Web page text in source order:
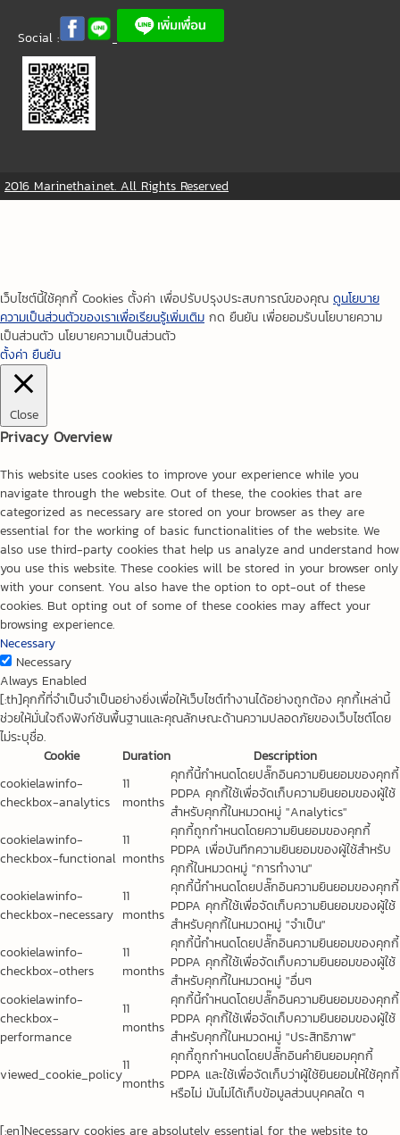
Social :
2016 Marinethai.net. All Rights Reserved
เว็บไซต์นี้ใช้คุกกี้ Cookies ตั้งค่า เพื่อปรับปรุงประสบการณ์ของคุณ ดูนโยบาย
ความเป็นส่วนตัวของเราเพื่อเรียนรู้เพิ่มเติม กด ยืนยัน เพื่อยอมรับนโยบายความ
เป็นส่วนตัว นโยบายความเป็นส่วนตัว
ตั้งค่า ยืนยัน
Close
Privacy Overview
This website uses cookies to improve your experience while you
navigate through the website. Out of these, the cookies that are
categorized as necessary are stored on your browser as they are
essential for the working of basic functionalities of the website. We
also use third-party cookies that help us analyze and understand how
you use this website. These cookies will be stored in your browser only
with your consent. You also have the option to opt-out of these
cookies. But opting out of some of these cookies may affect your
browsing experience.
Necessary
Necessary
Always Enabled
[:th]คุกกี้ที่จำเป็นจำเป็นอย่างยิ่งเพื่อให้เว็บไซต์ทำงานได้อย่างถูกต้อง คุกกี้เหล่านี้
ช่วยให้มั่นใจถึงฟังก์ชันพื้นฐานและคุณลักษณะด้านความปลอดภัยของเว็บไซต์โดย
ไม่ระบุชื่อ.
Cookie
Duration
Description
cookielawinfo-
checkbox-analytics
11
months
คุกกี้นี้กำหนดโดยปลั๊กอินความยินยอมของคุกกี้
PDPA คุกกี้ใช้เพื่อจัดเก็บความยินยอมของผู้ใช้
สำหรับคุกกี้ในหมวดหมู่ "Analytics"
cookielawinfo-
checkbox-functional
11
months
คุกกี้ถูกกำหนดโดยความยินยอมของคุกกี้
PDPA เพื่อบันทึกความยินยอมของผู้ใช้สำหรับ
คุกกี้ในหมวดหมู่ "การทำงาน"
cookielawinfo-
checkbox-necessary
11
months
คุกกี้นี้กำหนดโดยปลั๊กอินความยินยอมของคุกกี้
PDPA คุกกี้ใช้เพื่อจัดเก็บความยินยอมของผู้ใช้
สำหรับคุกกี้ในหมวดหมู่ "จำเป็น"
cookielawinfo-
checkbox-others
11
months
คุกกี้นี้กำหนดโดยปลั๊กอินความยินยอมของคุกกี้
PDPA คุกกี้ใช้เพื่อจัดเก็บความยินยอมของผู้ใช้
สำหรับคุกกี้ในหมวดหมู่ "อื่นๆ
cookielawinfo-
checkbox-
performance
11
months
คุกกี้นี้กำหนดโดยปลั๊กอินความยินยอมของคุกกี้
PDPA คุกกี้ใช้เพื่อจัดเก็บความยินยอมของผู้ใช้
สำหรับคุกกี้ในหมวดหมู่ "ประสิทธิภาพ"
viewed_cookie_policy
11
months
คุกกี้ถูกกำหนดโดยปลั๊กอินคำยินยอมคุกกี้
PDPA และใช้เพื่อจัดเก็บว่าผู้ใช้ยินยอมให้ใช้คุกกี้
หรือไม่ มันไม่ได้เก็บข้อมูลส่วนบุคคลใด ๆ